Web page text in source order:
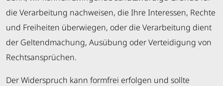
die Verarbeitung nachweisen, die Ihre Interessen, Rechte
und Freiheiten überwiegen, oder die Verarbeitung dient
der Geltendmachung, Ausübung oder Verteidigung von
Rechtsansprüchen.
Der Widerspruch kann formfrei erfolgen und sollte